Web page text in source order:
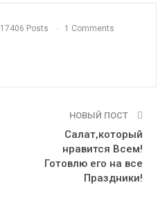
17406 Posts 1 Comments
НОВЫЙ ПОСТ
Салат,который
нравится Всем!
Готовлю его на все
Праздники!